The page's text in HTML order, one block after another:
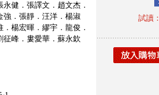
健．張譯文．趙文杰．
強．張靜．汪洋．楊淑
楊宏暉．繆宇．龍俊．
征峰．婁愛華．蘇永欽
試讀：